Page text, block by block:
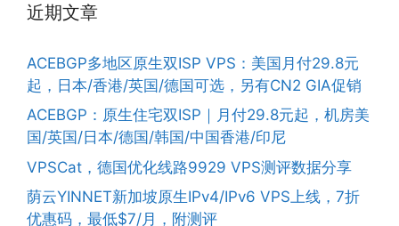
近期文章
ACEBGP多地区原生双ISP VPS：美国月付29.8元
起，日本/香港/英国/德国可选，另有CN2 GIA促销
ACEBGP：原生住宅双ISP｜月付29.8元起，机房美
国/英国/日本/德国/韩国/中国香港/印尼
VPSCat，德国优化线路9929 VPS测评数据分享
荫云YINNET新加坡原生IPv4/IPv6 VPS上线，7折
优惠码，最低$7/月，附测评